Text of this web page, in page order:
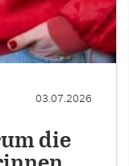
03.07.2026
die